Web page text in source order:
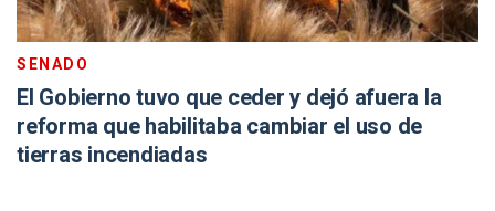
SENADO
El Gobierno tuvo que ceder y dejó afuera la
reforma que habilitaba cambiar el uso de
tierras incendiadas